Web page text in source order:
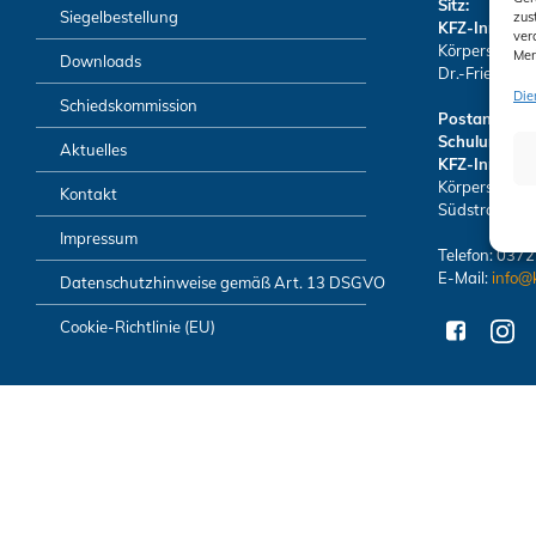
Siegelbestellung
Downloads
Schiedskommission
Aktuelles
Kontakt
Impressum
Datenschutzhinweise gemäß Art. 13 DSGVO
Cookie-Richtlinie (EU)
Sitz:
KFZ-Innung
Körperschaft
Dr.-
KFZ-Innung
Körperschaft
Südstraße 6
Telefon:
E-Mail: